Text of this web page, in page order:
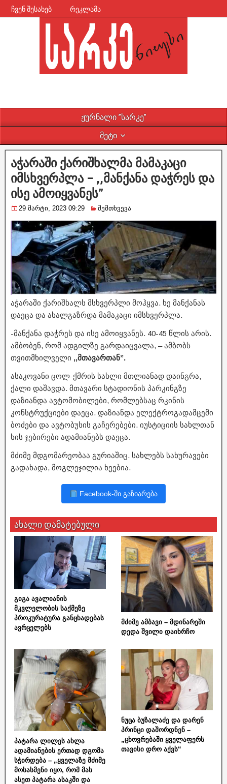
ჩვენ შესახებ რეკლამა
ჟურნალი ”სარკე”
მეტი
აჭარაში ქარიშხალმა მამაკაცი
იმსხვერპლა – ,,მანქანა დაჭრეს და
ისე ამოიყვანეს”
29 მარტი, 2023 09:29 შემთხვევა
აჭარაში ქარიშხალს მსხვერპლი მოჰყვა. ხე მანქანას
დაეცა და ახალგაზრდა მამაკაცი იმსხვერპლა.
-მანქანა დაჭრეს და ისე ამოიყვანეს. 40-45 წლის არის.
ამბობენ, რომ ადგილზე გარდაიცვალა, – ამბობს
თვითმხილველი ,,მთავართან”.
ასაკოვანი ცოლ-ქმრის სახლი მთლიანად დაინგრა,
ქალი დაშავდა. მთავარი სტადიონის პარკინგზე
დაზიანდა ავტომობილები, რომლებსაც რკინის
კონსტრუქციები დაეცა. დაზიანდა ელექტროგადამცემი
ბოძები და ავტობუსის გაჩერებები. იუსტიციის სახლთან
ხის ჯებირები ადამიანებს დაეცა.
მძიმე მდგომარეობაა გურიაშიც. სახლებს სახურავები
გადახადა, მოგლეჯილია ხეებია.
Facebook-ში გაზიარება
ახალი დამატებული
გიგა ავალიანის
მკვლელობის საქმეზე
პროკურატურა განცხადებას
ავრცელებს
მძიმე ამბავი – მდინარეში
დედა შვილი დაიხრჩო
პატარა ლილეს ახლა
ადამიანების ერთად დგომა
სჭირდება – „ყველაზე მძიმე
მოსასმენი იყო, რომ მას
ასეთ პატარა ასაკში და
ნუცა ბუზალაძე და დარენ
პრინცი დაშორდნენ –
„ცხოვრებაში ყველაფერს
თავისი დრო აქვს“